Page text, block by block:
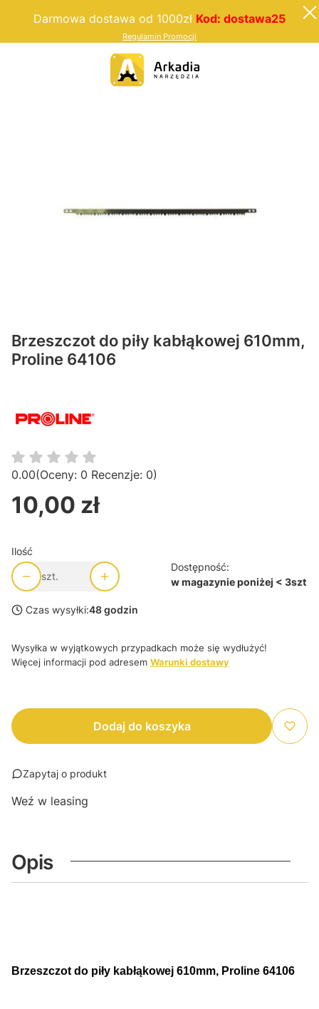
Darmowa dostawa od 1000zł Kod: dostawa25
Regulamin Promocji
Brzeszczot do piły kabłąkowej 610mm,
Proline 64106
0.00(Oceny: 0 Recenzje: 0)
Cena
10,00 zł
Ilość
szt.
Dostępność:
w magazynie poniżej < 3szt
Czas wysyłki:48 godzin
Wysyłka w wyjątkowych przypadkach może się wydłużyć!
Więcej informacji pod adresem Warunki dostawy
Dodaj do koszyka
Zapytaj o produkt
Weź w leasing
Opis
Brzeszczot do piły kabłąkowej 610mm, Proline 64106